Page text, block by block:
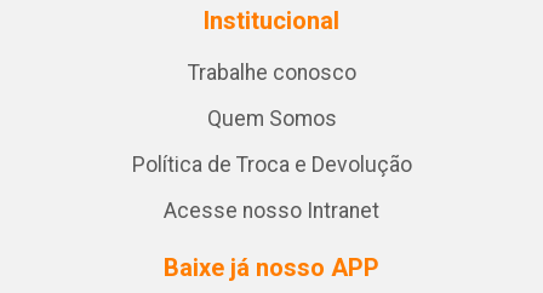
Institucional
Trabalhe conosco
Quem Somos
Política de Troca e Devolução
Acesse nosso Intranet
Baixe já nosso APP